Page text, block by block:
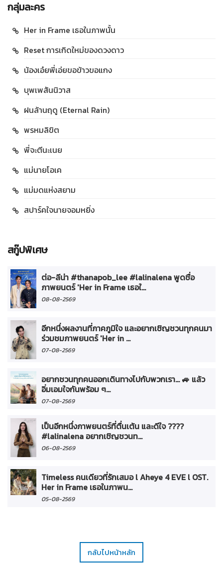
กลุ่มละคร
Her in Frame เธอในภาพนั้น
Reset การเกิดใหม่ของดวงดาว
น้องเอ๋ยพี่เอ่ยขอข้าวขอแกง
บุพเพสันนิวาส
ฝนล้านฤดู (Eternal Rain)
พรหมลิขิต
พี่จะตีนะเนย
แม่นายโอเค
แม่มดแห่งสยาม
สปาร์คใจนายจอมหยิ่ง
สกู๊ปพิเศษ
ต่อ-ลีน่า #thanapob_lee #lalinalena พูดชื่อ
ภาพยนตร์ 'Her in Frame เธอใ...
08-08-2569
อีกหนึ่งผลงานที่ภาคภูมิใจ และอยากเชิญชวนทุกคนมา
ร่วมชมภาพยนตร์ 'Her in ...
07-08-2569
อยากชวนทุกคนออกเดินทางไปกับพวกเรา... 🚙 แล้ว
อิ่มเอมใจกันพร้อม ๆ...
07-08-2569
เป็นอีกหนึ่งภาพยนตร์ที่ตื่นเต้น และดีใจ ????
#lalinalena อยากเชิญชวนท...
06-08-2569
Timeless คนเดียวที่รักเสมอ l Aheye 4 EVE l OST.
Her in Frame เธอในภาพน...
05-08-2569
กลับไปหน้าหลัก